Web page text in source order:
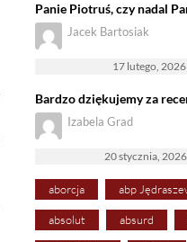
Panie Piotruś, czy nadal
Jacek Bartosiak
17 lutego, 2026
Bardzo dziękujemy za
Izabela Grad
20 stycznia,
aborcja abp
absolut absurd